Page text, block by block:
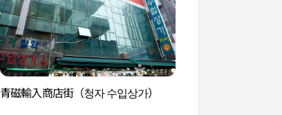
青磁輸入商店街（청자 수입상가）